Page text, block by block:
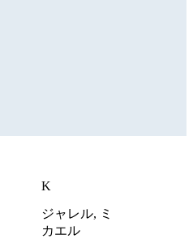
K
ジャレル, ミ
カエル